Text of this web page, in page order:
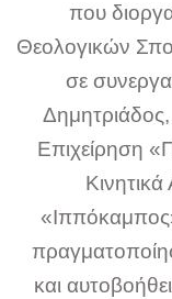
που
Θεολογικών
σε
Δημητριάδος,
Επιχείρηση
και